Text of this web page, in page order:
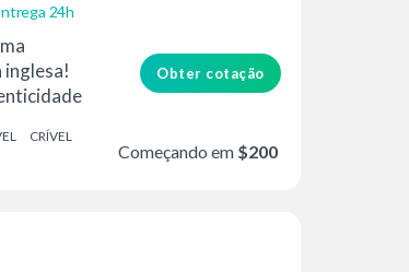
24h
inglesa!
CRÍVEL
Obter cotação
Começando em $200